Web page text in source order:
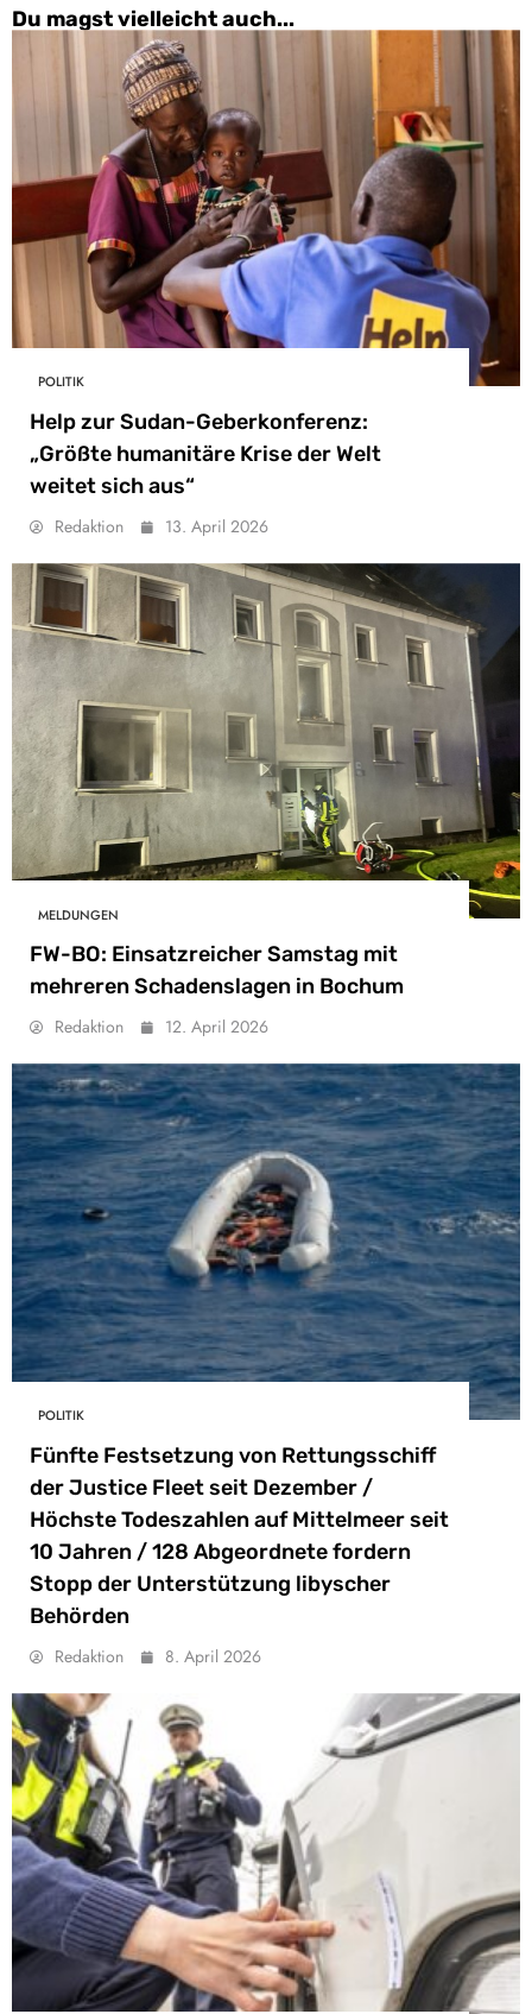
Du magst vielleicht auch...
POLITIK
Help zur Sudan-Geberkonferenz:
„Größte humanitäre Krise der Welt
weitet sich aus“
Redaktion 13. April 2026
MELDUNGEN
FW-BO: Einsatzreicher Samstag mit
mehreren Schadenslagen in Bochum
Redaktion 12. April 2026
POLITIK
Fünfte Festsetzung von Rettungsschiff
der Justice Fleet seit Dezember /
Höchste Todeszahlen auf Mittelmeer seit
10 Jahren / 128 Abgeordnete fordern
Stopp der Unterstützung libyscher
Behörden
Redaktion 8. April 2026